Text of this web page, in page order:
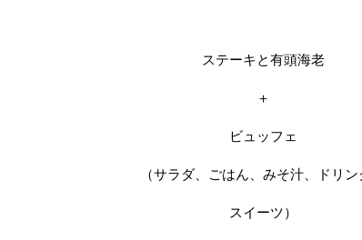
ステーキと有頭海老
＋
ビュッフェ
（サラダ、ごはん、みそ汁、ドリ
スイーツ）